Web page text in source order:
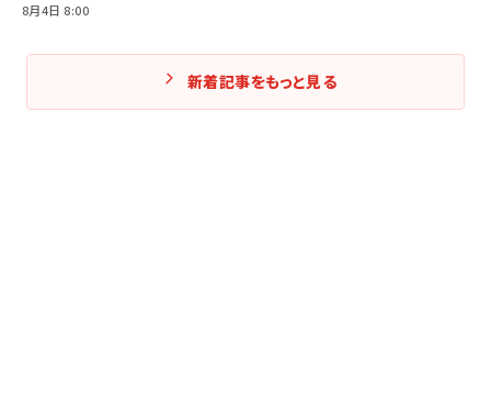
8月4日 8:00
新着記事をもっと見る